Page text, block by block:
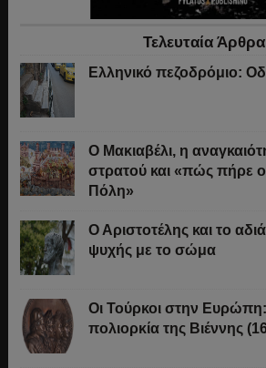
Τελευταία Άρθρα
Ελληνικό πεζοδρόμιο:
Ο Μακιαβέλι, η
στρατού και «πώς πήρε
Πόλη»
Ο Αριστοτέλης και το
ψυχής με το σώμα
Οι Τούρκοι στην
πολιορκία της Βιέννης